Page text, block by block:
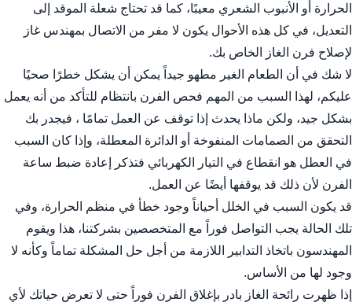
الحرارة أو الأنبوب الشعري معيبًا، كما قد تحتاج شعلة الموقد إلى
التعديل، في كل هذه الأحوال يكون لا مفر من الاتصال بمهندس غاز
لإصلاح فرن الغاز الخاص بك.
لا شك في أن الطعام الغير مطهو جيداً يمكن أن يشكل خطرًا صحيًا
عليكم، لهذا السبب من المهم فحص الفرن بانتظام للتأكد من أنه يعمل
بشكل جيد، ولكن ماذا يحدث إذا توقف عن العمل تمامًا ، فيجدر بك
التحقق من الصمامات المنفوخة أو الدائرة المعطلة، وإذا كان السبب
في العطل هو انقطاع في التيار الكهربائي فتذكر إعادة ضبط ساعة
الفرن لأن ذلك قد يوقفها أيضًا عن العمل.
قد يكون السبب في الخلل أحياناً وجود خطأ في منظم الحرارة، وفي
تلك الحالة يجب التواصل فوراً مع المتخصصين بشركتنا، هذا ويقوم
المهندسون باتخاذ التدابير اللازمة من أجل حل المشكلة تماماً وكأنه لا
وجود لها من الأساس.
إذا ظهرت رائحة الغاز بادر بإغلاق الفرن فوراً حتى لا تعرض حياتك لأي